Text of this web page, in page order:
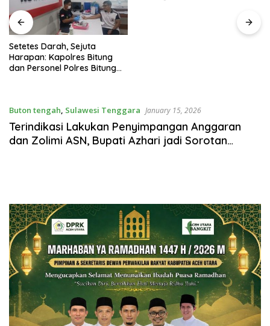
Setetes Darah, Sejuta
Harapan: Kapolres Bitung
dan Personel Polres Bitung
Buton tengah, Sulawesi Tenggara January 15, 2026
Terindikasi Lakukan Penyimpangan Anggaran
dan Zolimi ASN, Bupati Azhari jadi Sorotan